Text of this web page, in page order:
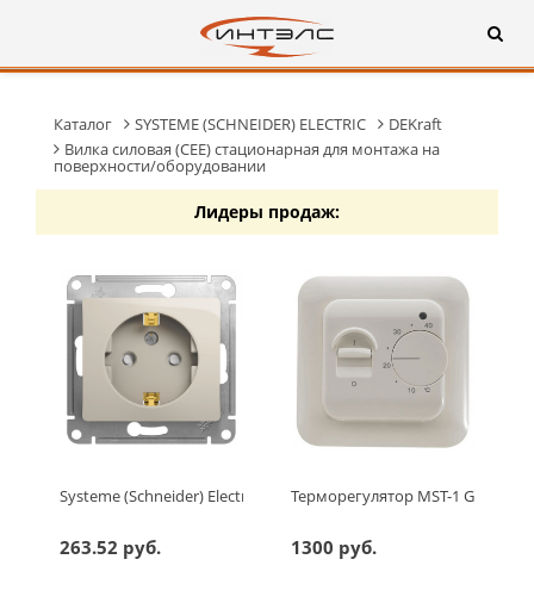
Каталог SYSTEME (SCHNEIDER) ELECTRIC
DEKraft
Вилка силовая (CEE) стационарная для монтажа на
поверхности/оборудовании
Лидеры продаж:
Systeme (Schneider) Electric GLOSSA РОЗЕТКА с
263.52 руб.
Терморегулятор MST-1 Grand
1300 руб.